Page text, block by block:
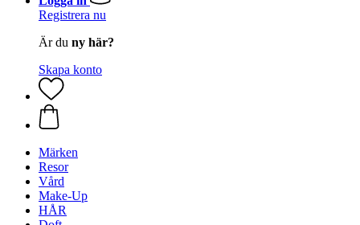
Registrera nu
Är du ny här?
Skapa konto
Märken
Resor
Vård
Make-Up
HÅR